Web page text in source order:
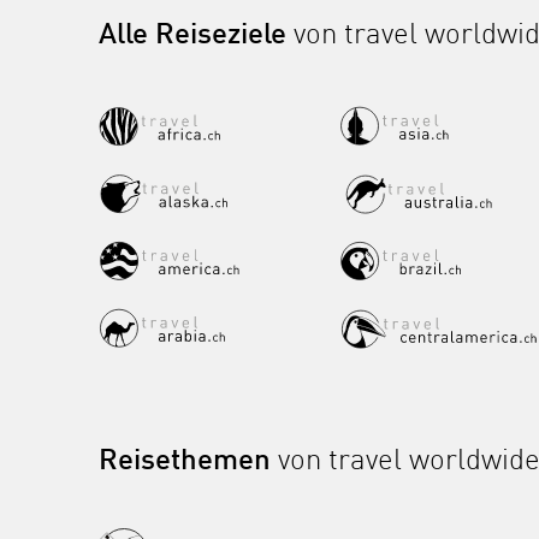
Alle Reiseziele von travel
Reisethemen von travel worldwide